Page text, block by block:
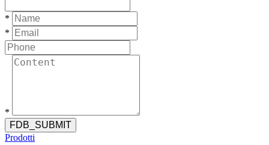
*
*
*
FDB_SUBMIT
Prodotti